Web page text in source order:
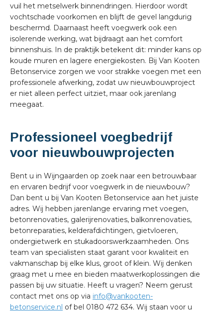
vuil het metselwerk binnendringen. Hierdoor wordt
vochtschade voorkomen en blijft de gevel langdurig
beschermd. Daarnaast heeft voegwerk ook een
isolerende werking, wat bijdraagt aan het comfort
binnenshuis. In de praktijk betekent dit: minder kans op
koude muren en lagere energiekosten. Bij Van Kooten
Betonservice zorgen we voor strakke voegen met een
professionele afwerking, zodat uw nieuwbouwproject
er niet alleen perfect uitziet, maar ook jarenlang
meegaat.
Professioneel voegbedrijf
voor nieuwbouwprojecten
Bent u in Wijngaarden op zoek naar een betrouwbaar
en ervaren bedrijf voor voegwerk in de nieuwbouw?
Dan bent u bij Van Kooten Betonservice aan het juiste
adres. Wij hebben jarenlange ervaring met voegen,
betonrenovaties, galerijrenovaties, balkonrenovaties,
betonreparaties, kelderafdichtingen, gietvloeren,
ondergietwerk en stukadoorswerkzaamheden. Ons
team van specialisten staat garant voor kwaliteit en
vakmanschap bij elke klus, groot of klein. Wij denken
graag met u mee en bieden maatwerkoplossingen die
passen bij uw situatie. Heeft u vragen? Neem gerust
contact met ons op via info@vankooten-
betonservice.nl of bel 0180 472 634. Wij staan voor u